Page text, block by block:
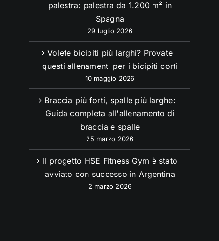
palestra: palestra da 1.200 m² in
Spagna
29 luglio 2026
Volete bicipiti più larghi? Provate
questi allenamenti per i bicipiti corti
10 maggio 2026
Braccia più forti, spalle più larghe:
Guida completa all'allenamento di
braccia e spalle
25 marzo 2026
Il progetto HSE Fitness Gym è stato
avviato con successo in Argentina
2 marzo 2026